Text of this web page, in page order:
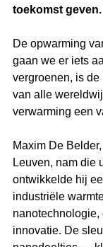
toekomst geven.
De opwarming
gaan we er iets
vergroenen, is
van alle
verwarming een
Maxim De
Leuven, nam die
ontwikkelde hij
industriële
innovatie. De